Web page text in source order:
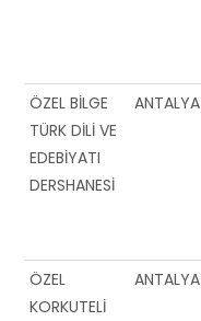
ÖZEL BİLGE
TÜRK DİLİ VE
EDEBİYATI
DERSHANESİ
ANTALYA
ÖZEL
KORKUTELİ
ANTALYA